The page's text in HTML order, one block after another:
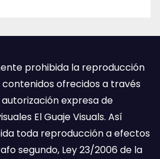
prohibida la reproducción
ofrecidos a través
expresa de
El Guaje Visuals. Así
toda reproducción a efectos
segundo, Ley 23/2006 de la